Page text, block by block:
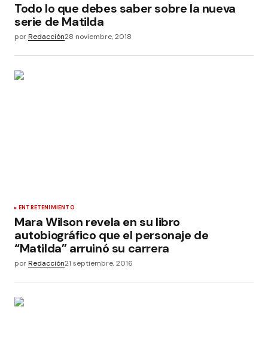
Todo lo que debes saber sobre la nueva
serie de Matilda
porRedacción28 noviembre, 2018
ENTRETENIMIENTO
Mara Wilson revela en su libro
autobiográfico que el personaje de
“Matilda” arruinó su carrera
porRedacción21 septiembre, 2016